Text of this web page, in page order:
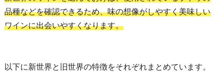
品種などを確認できるため、味の想像がしやすく美味しい
ワインに出会いやすくなります。
以下に新世界と旧世界の特徴をそれぞれまとめています。